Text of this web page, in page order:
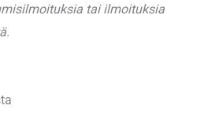
tai ilmoituksia